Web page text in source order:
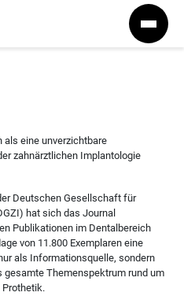
als eine unverzichtbare
zahnärztlichen Implantologie
Deutschen Gesellschaft für
hat sich das Journal
Publikationen im Dentalbereich
von 11.800 Exemplaren eine
als Informationsquelle, sondern
Themenspektrum rund um
Prothetik.